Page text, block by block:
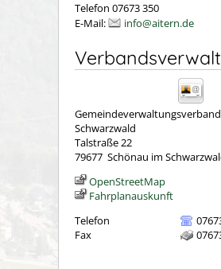
Telefon 07673 350
E-Mail:
info@aitern.de
Schwarzwald
Talstraße 22
79677 Schönau im
OpenStreetMap
Fahrplanauskunft
Telefon
Fax